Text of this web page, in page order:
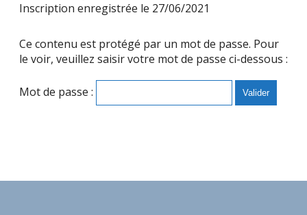
Inscription enregistrée le 27/06/2021
Ce contenu est protégé par un mot de passe. Pour
le voir, veuillez saisir votre mot de passe ci-dessous :
Mot de passe :